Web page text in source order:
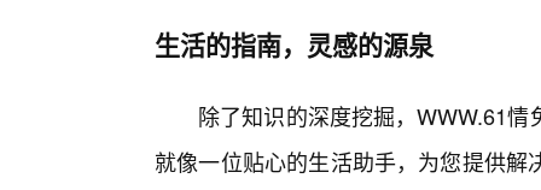
生活的指南，灵感的源泉
除了知识的深度挖掘，WWW.61
就像一位贴心的生活助手，为您提供